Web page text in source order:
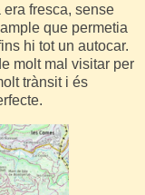
fresca, sense
que permetia
hi tot un autocar.
molt mal visitar per
trànsit i és